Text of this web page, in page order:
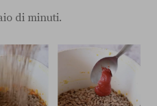
di minuti.